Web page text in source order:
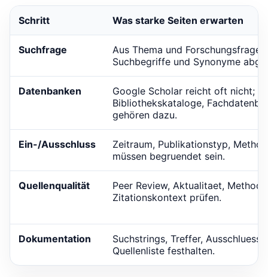
Schritt Was starke Seiten erwarten
Suchfrage
Aus Thema und Forschungsfrage
Suchbegriffe und Synonyme
Datenbanken
Google Scholar reicht oft nicht;
Bibliothekskataloge,
gehören dazu.
Ein-/Ausschluss
Zeitraum, Publikationstyp,
müssen begruendet sein.
Quellenqualität
Peer Review, Aktualitaet,
Zitationskontext prüfen.
Dokumentation
Suchstrings, Treffer,
Quellenliste festhalten.